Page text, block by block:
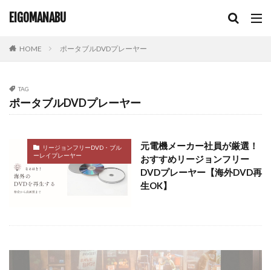
EIGOMANABU
韓国ドラマ
韓国語学習
高学年英語
高校生
HOME ポータブルDVDプレーヤー
TAG
ポータブルDVDプレーヤー
リージョンフリーDVD・ブル
ーレイプレーヤー
元電機メーカー社員が厳選！
おすすめリージョンフリー
DVDプレーヤー【海外DVD再
生OK】